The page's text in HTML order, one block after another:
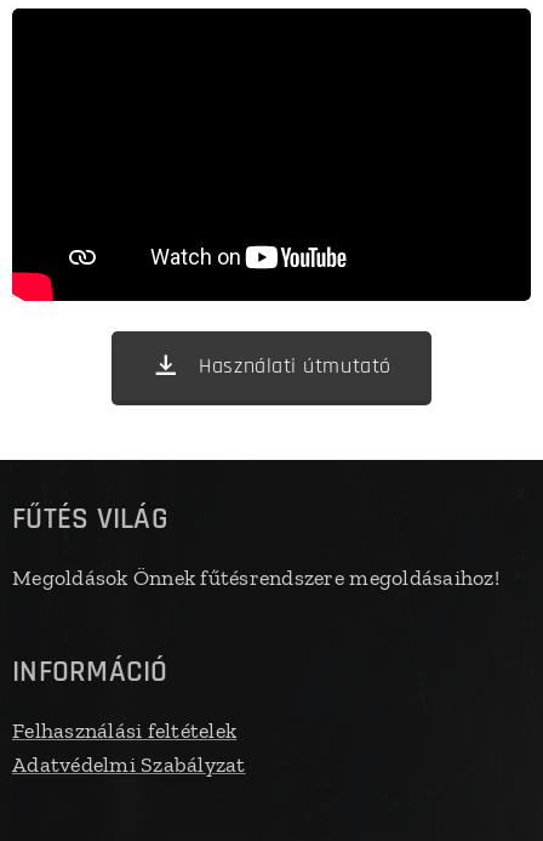
Használati útmutató
FŰTÉS VILÁG
Megoldások Önnek fűtésrendszere megoldásaihoz!
INFORMÁCIÓ
Felhasználási feltételek
Adatvédelmi Szabályzat